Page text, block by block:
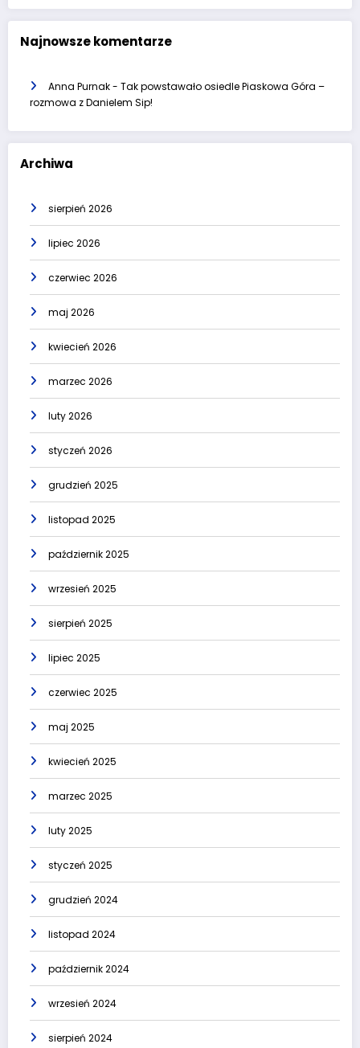
Najnowsze komentarze
Anna Purnak- Tak powstawało osiedle Piaskowa Góra –
rozmowa z Danielem Sip!
Archiwa
sierpień 2026
lipiec 2026
czerwiec 2026
maj 2026
kwiecień 2026
marzec 2026
luty 2026
styczeń 2026
grudzień 2025
listopad 2025
październik 2025
wrzesień 2025
sierpień 2025
lipiec 2025
czerwiec 2025
maj 2025
kwiecień 2025
marzec 2025
luty 2025
styczeń 2025
grudzień 2024
listopad 2024
październik 2024
wrzesień 2024
sierpień 2024